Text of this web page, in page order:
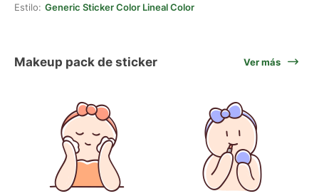
Estilo: Generic Sticker Color Lineal Color
Makeup pack de sticker Ver más